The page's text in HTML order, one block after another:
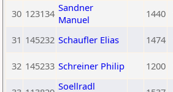
30 123134 Sandner
Manuel
1440
31 145232 Schaufler Elias 1474
32 145233 Schreiner Philip 1200
Soellradl